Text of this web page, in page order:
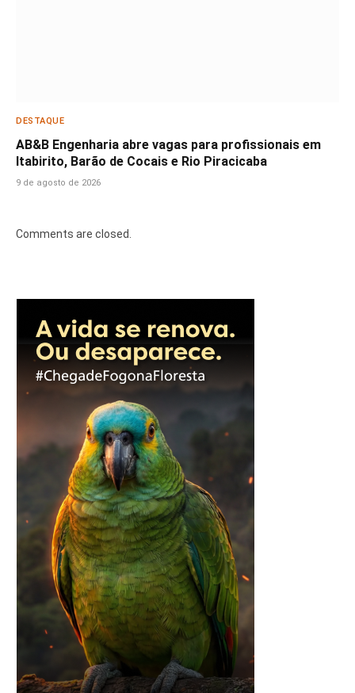
DESTAQUE
AB&B Engenharia abre vagas para profissionais em
Itabirito, Barão de Cocais e Rio Piracicaba
9 de agosto de 2026
Comments are closed.